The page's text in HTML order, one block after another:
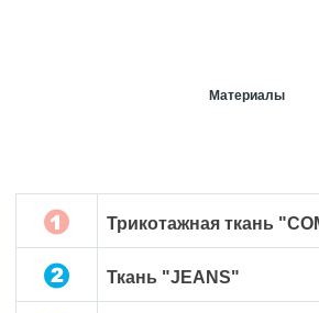
Материалы
Трикотажная ткань
Ткань "JEANS"